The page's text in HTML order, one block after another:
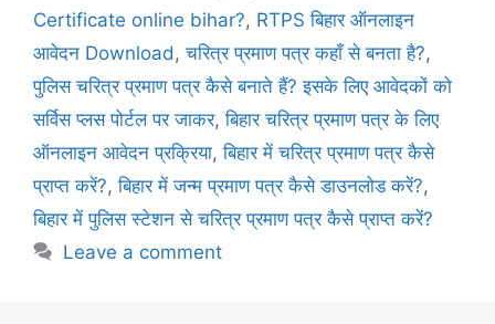
Certificate online bihar?, RTPS बिहार ऑनलाइन
आवेदन Download ,चरित्र प्रमाण पत्र कहाँ से बनता है?,
पुलिस चरित्र प्रमाण पत्र कैसे बनाते हैं? इसके लिए आवेदकों को
सर्विस प्लस पोर्टल पर जाकर,बिहार चरित्र प्रमाण पत्र के लिए
ऑनलाइन आवेदन प्रक्रिया,बिहार में चरित्र प्रमाण पत्र कैसे
प्राप्त करें?,बिहार में जन्म प्रमाण पत्र कैसे डाउनलोड करें?,
बिहार में पुलिस स्टेशन से चरित्र प्रमाण पत्र कैसे प्राप्त करें?
Leave a comment